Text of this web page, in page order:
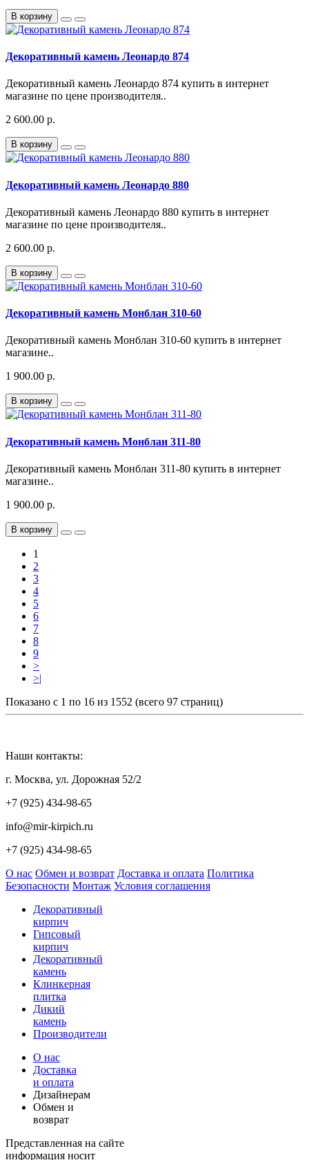
В корзину
Декоративный камень Леонардо 874
Декоративный камень Леонардо 874 купить в интернет
магазине по цене производителя..
2 600.00 р.
В корзину
Декоративный камень Леонардо 880
Декоративный камень Леонардо 880 купить в интернет
магазине по цене производителя..
2 600.00 р.
В корзину
Декоративный камень Монблан 310-60
Декоративный камень Монблан 310-60 купить в интернет
магазине..
1 900.00 р.
В корзину
Декоративный камень Монблан 311-80
Декоративный камень Монблан 311-80 купить в интернет
магазине..
1 900.00 р.
В корзину
1
2
3
4
5
6
7
8
9
>
>|
Показано с 1 по 16 из 1552 (всего 97 страниц)
Наши контакты:
г. Москва, ул. Дорожная 52/2
+7 (925) 434-98-65
info@mir-kirpich.ru
+7 (925) 434-98-65
О нас Обмен и возврат Доставка и оплата Политика
Безопасности Монтаж Условия соглашения
Декоративный
кирпич
Гипсовый
кирпич
Декоративный
камень
Клинкерная
плитка
Дикий
камень
Производители
О нас
Доставка
и оплата
Дизайнерам
Обмен и
возврат
Представленная на сайте
информация носит